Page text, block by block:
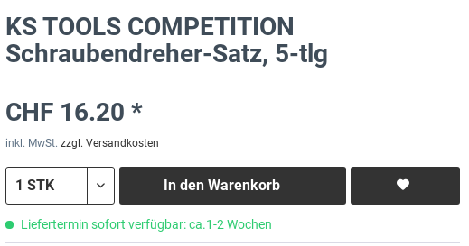
KS TOOLS COMPETITION
Schraubendreher-Satz, 5-tlg
CHF 16.20 *
inkl. MwSt. zzgl. Versandkosten
In den Warenkorb
Liefertermin sofort verfügbar: ca.1-2 Wochen